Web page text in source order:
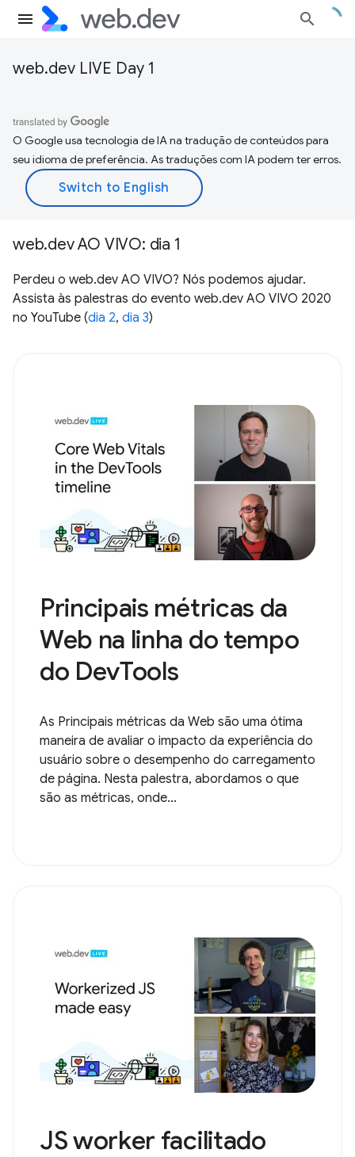
web.dev LIVE Day 1
O Google usa tecnologia de IA na tradução de conteúdos para
seu idioma de preferência. As traduções com IA podem ter erros.
web.dev AO VIVO: dia 1
Perdeu o web.dev AO VIVO? Nós podemos ajudar.
Assista às palestras do evento web.dev AO VIVO 2020
no YouTube (dia 2, dia 3)
Principais métricas da
Web na linha do tempo
do DevTools
As Principais métricas da Web são uma ótima
maneira de avaliar o impacto da experiência do
usuário sobre o desempenho do carregamento
de página. Nesta palestra, abordamos o que
são as métricas, onde...
JS worker facilitado